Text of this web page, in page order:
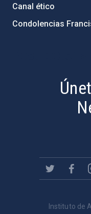
Canal ético
Condolencias
Instituto de